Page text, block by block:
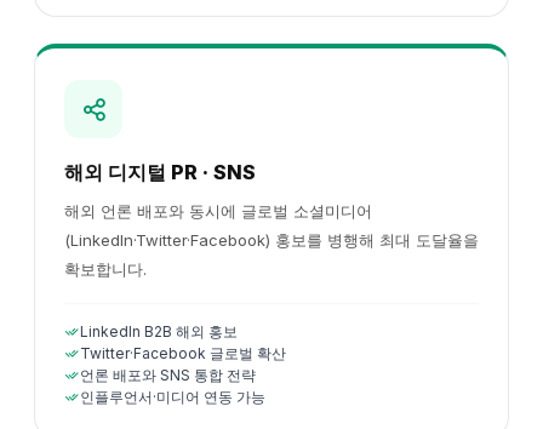
해외 디지털 PR · SNS
해외 언론 배포와 동시에 글로벌 소셜미디어
(LinkedIn·Twitter·Facebook) 홍보를 병행해 최대 도달율을
확보합니다.
LinkedIn B2B 해외 홍보
Twitter·Facebook 글로벌 확산
언론 배포와 SNS 통합 전략
인플루언서·미디어 연동 가능